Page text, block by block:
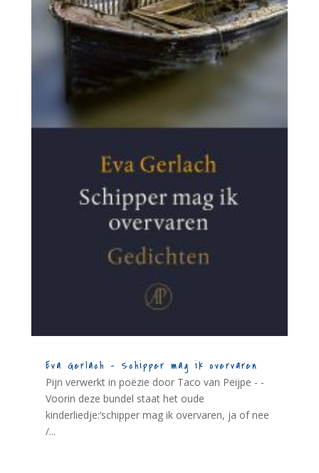
Eva Gerlach – Schipper mag ik overvaren
Pijn verwerkt in poëzie door Taco van Peijpe - -
Voorin deze bundel staat het oude
kinderliedje:‘schipper mag ik overvaren, ja of nee
/...